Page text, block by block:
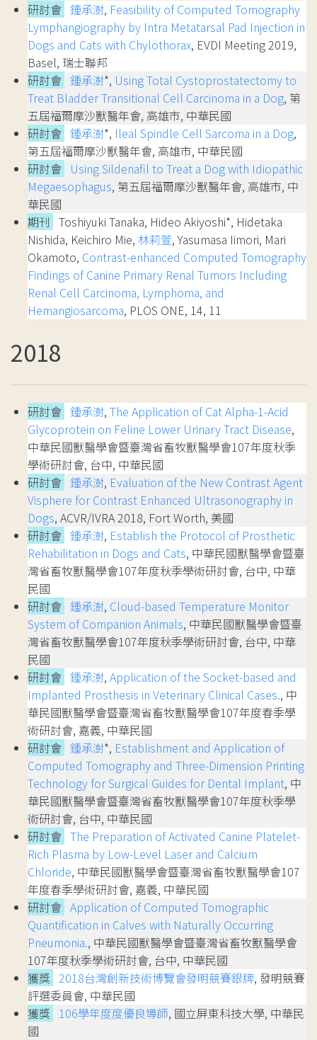
研討會 鍾承澍, Feasibility of Computed Tomography
Lymphangiography by Intra Metatarsal Pad Injection in
Dogs and Cats with Chylothorax, EVDI Meeting 2019,
Basel, 瑞士聯邦
研討會 鍾承澍*, Using Total Cystoprostatectomy to
Treat Bladder Transitional Cell Carcinoma in a Dog, 第
五屆福爾摩沙獸醫年會, 高雄市, 中華民國
研討會 鍾承澍*, Ileal Spindle Cell Sarcoma in a Dog,
第五屆福爾摩沙獸醫年會, 高雄市, 中華民國
研討會 Using Sildenafil to Treat a Dog with Idiopathic
Megaesophagus, 第五屆福爾摩沙獸醫年會, 高雄市, 中
華民國
期刊 Toshiyuki Tanaka, Hideo Akiyoshi*, Hidetaka
Nishida, Keichiro Mie, 林莉萱, Yasumasa Iimori, Mari
Okamoto, Contrast-enhanced Computed Tomography
Findings of Canine Primary Renal Tumors Including
Renal Cell Carcinoma, Lymphoma, and
Hemangiosarcoma, PLOS ONE, 14, 11
2018
研討會 鍾承澍, The Application of Cat Alpha-1-Acid
Glycoprotein on Feline Lower Urinary Tract Disease,
中華民國獸醫學會暨臺灣省畜牧獸醫學會107年度秋季
學術研討會, 台中, 中華民國
研討會 鍾承澍, Evaluation of the New Contrast Agent
Visphere for Contrast Enhanced Ultrasonography in
Dogs, ACVR/IVRA 2018, Fort Worth, 美國
研討會 鍾承澍, Establish the Protocol of Prosthetic
Rehabilitation in Dogs and Cats, 中華民國獸醫學會暨臺
灣省畜牧獸醫學會107年度秋季學術研討會, 台中, 中華
民國
研討會 鍾承澍, Cloud-based Temperature Monitor
System of Companion Animals, 中華民國獸醫學會暨臺
灣省畜牧獸醫學會107年度秋季學術研討會, 台中, 中華
民國
研討會 鍾承澍, Application of the Socket-based and
Implanted Prosthesis in Veterinary Clinical Cases., 中
華民國獸醫學會暨臺灣省畜牧獸醫學會107年度春季學
術研討會, 嘉義, 中華民國
研討會 鍾承澍*, Establishment and Application of
Computed Tomography and Three-Dimension Printing
Technology for Surgical Guides for Dental Implant, 中
華民國獸醫學會暨臺灣省畜牧獸醫學會107年度秋季學
術研討會, 台中, 中華民國
研討會 The Preparation of Activated Canine Platelet-
Rich Plasma by Low-Level Laser and Calcium
Chloride, 中華民國獸醫學會暨臺灣省畜牧獸醫學會107
年度春季學術研討會, 嘉義, 中華民國
研討會 Application of Computed Tomographic
Quantification in Calves with Naturally Occurring
Pneumonia., 中華民國獸醫學會暨臺灣省畜牧獸醫學會
107年度秋季學術研討會, 台中, 中華民國
獲獎 2018台灣創新技術博覽會發明競賽銀牌, 發明競賽
評選委員會, 中華民國
獲獎 106學年度度優良導師, 國立屏東科技大學, 中華民
國